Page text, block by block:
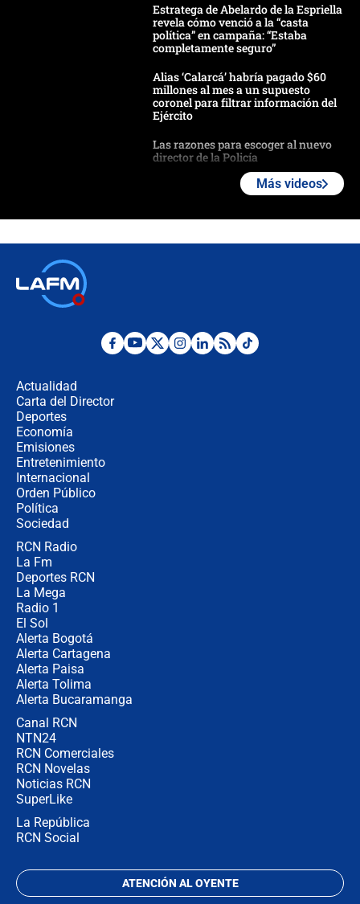
Estratega de Abelardo de la Espriella
revela cómo venció a la “casta
política” en campaña: “Estaba
completamente seguro”
Alias ‘Calarcá’ habría pagado $60
millones al mes a un supuesto
coronel para filtrar información del
Ejército
Las razones para escoger al nuevo
director de la Policía
"No hubo fraude ni posibilidad de
Más videos
Actualidad
Carta del Director
Deportes
Economía
Emisiones
Entretenimiento
Internacional
Orden Público
Política
Sociedad
RCN Radio
La Fm
Deportes RCN
La Mega
Radio 1
El Sol
Alerta Bogotá
Alerta Cartagena
Alerta Paisa
Alerta Tolima
Alerta Bucaramanga
Canal RCN
NTN24
RCN Comerciales
RCN Novelas
Noticias RCN
SuperLike
La República
RCN Social
ATENCIÓN AL OYENTE